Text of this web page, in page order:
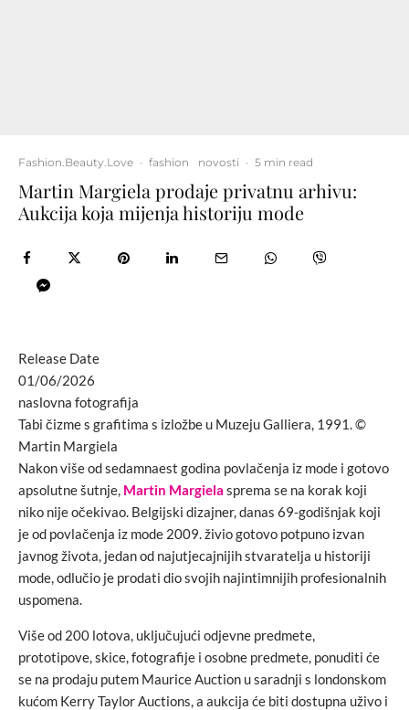
Fashion.Beauty.Love · fashion novosti · 5 min read
Martin Margiela prodaje privatnu arhivu:
Aukcija koja mijenja historiju mode
Release Date
01/06/2026
naslovna fotografija
Tabi čizme s grafitima s izložbe u Muzeju Galliera, 1991. ©
Martin Margiela
Nakon više od sedamnaest godina povlačenja iz mode i gotovo
apsolutne šutnje, Martin Margiela sprema se na korak koji
niko nije očekivao. Belgijski dizajner, danas 69-godišnjak koji
je od povlačenja iz mode 2009. živio gotovo potpuno izvan
javnog života, jedan od najutjecajnijih stvaratelja u historiji
mode, odlučio je prodati dio svojih najintimnijih profesionalnih
uspomena.
Više od 200 lotova, uključujući odjevne predmete,
prototipove, skice, fotografije i osobne predmete, ponuditi će
se na prodaju putem Maurice Auction u saradnji s londonskom
kućom Kerry Taylor Auctions, a aukcija će biti dostupna uživo i